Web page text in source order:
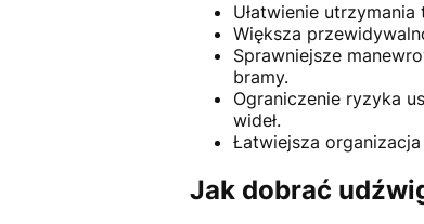
Ułatwienie
Większa
Sprawniejsze
bramy.
Ograniczenie ryzyka
wideł.
Łatwiejsza
Jak dobrać